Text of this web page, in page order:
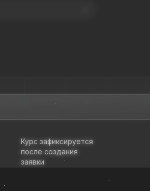
Курс зафиксируется
после создания
заявки